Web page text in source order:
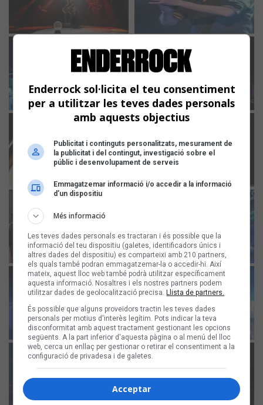
Enderrock sol·licita el teu consentiment
per a utilitzar les teves dades personals
amb aquests objectius
Publicitat i continguts personalitzats, mesurament de
la publicitat i del contingut, investigació sobre el
públic i desenvolupament de serveis
Emmagatzemar informació i/o accedir a la informació
d’un dispositiu
Més informació
Les teves dades personals es tractaran i és possible que la
informació del teu dispositiu (galetes, identificadors únics i
altres dades del dispositiu) es comparteixi amb 210 partners,
els quals també podran emmagatzemar-la o accedir-hi. Així
mateix, aquest lloc web també podrà utilitzar específicament
aquesta informació. Nosaltres i els nostres partners podem
utilitzar dades de geolocalització precisa. Llista de partners.
És possible que alguns proveïdors tractin les teves dades
personals per motius d'interès legítim. Pots indicar la teva
disconformitat amb aquest tractament gestionant les opcions
següents. A la part inferior d'aquesta pàgina o al menú del lloc
web, cerca un enllaç per gestionar o retirar el consentiment a la
configuració de privadesa i de galetes.
Acceptar